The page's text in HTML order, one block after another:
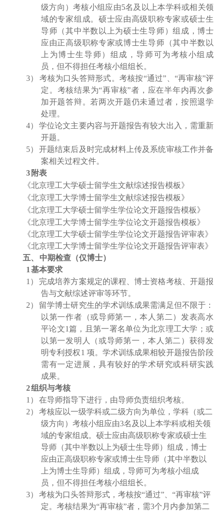
级方向）考核小组应由5名及以上本学科或相关领
域的专家组成。硕士应由高级职称专家或硕士生
导师（其中半数以上为硕士生导师）组成，博士
应由正高级职称专家或博士生导师（其中半数以
上为博士生导师）组成，导师可为考核小组成
员，但不得担任考核小组组长。
3）
考核为口头答辩形式。考核按“通过”、“再审核”评
定。考核结果为“再审核”者，应在半年内再次参
加开题答辩。若两次开题仍未通过者，按照退学
处理。
4）
学位论文主要内容与开题报告有较大出入，需重新
开题。
5）
开题结束后及时完成材料上传及系统审核工作并备
案相关过程文件。
3 附表
《北京理工大学硕士留学生文献综述报告模板》
《北京理工大学博士留学生文献综述报告模板》
《北京理工大学硕士留学生学位论文开题报告模板》
《北京理工大学博士留学生学位论文开题报告模板》
《北京理工大学硕士留学生学位论文开题报告评审表》
《北京理工大学博士留学生学位论文开题报告评审表》
五、
中期检查（仅博士）
1 基本要求
1 ）
完成培养方案规定的课程、博士资格考核、开题报
告与文献综述评审等环节。
2）
留学博士研究生的学术训练成果需满足但不限于：
以第一作者（或导师第一，本人第二）发表高水
平论文1篇，且第一署名单位为北京理工大学；或
以第一发明人（或导师第一，本人第二）获得发
明专利授权1 项。学术训练成果相较开题报告阶段
需有一定进展，具有较好的学术研究或科研实践
成果。
2组织与考核
1 ）
在导师指导下进行，由导师负责组织考核。
2）
考核应以一级学科或二级方向为单位，学科（或二
级方向）考核小组应由3名及以上本学科或相关领
域的专家组成。硕士应由高级职称专家或硕士生
导师（其中半数以上为硕士生导师）组成，博士
应由正高级职称专家或博士生导师（其中半数以
上为博士生导师）组成，导师可为考核小组成
员，但不得担任考核小组组长。
3）
考核为口头答辩形式，考核按“通过”、“再审核”评
定。考核结果为“再审核”者，需3个月内参加第二